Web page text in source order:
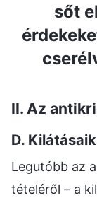
sőt
II. Az
D.
Legutóbb az
tételéről – a